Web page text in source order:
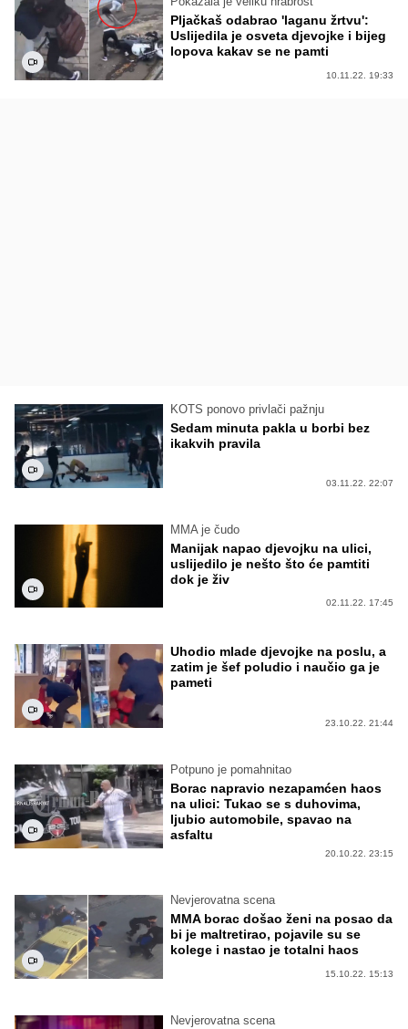
Pljačkaš odabrao 'laganu žrtvu':
Uslijedila je osveta djevojke i bijeg
lopova kakav se ne pamti
10.11.22. 19:33
KOTS ponovo privlači pažnju
Sedam minuta pakla u borbi bez
ikakvih pravila
03.11.22. 22:07
MMA je čudo
Manijak napao djevojku na ulici,
uslijedilo je nešto što će pamtiti
dok je živ
02.11.22. 17:45
Uhodio mlade djevojke na poslu, a
zatim je šef poludio i naučio ga je
pameti
23.10.22. 21:44
Potpuno je pomahnitao
Borac napravio nezapamćen haos
na ulici: Tukao se s duhovima,
ljubio automobile, spavao na
asfaltu
20.10.22. 23:15
Nevjerovatna scena
MMA borac došao ženi na posao da
bi je maltretirao, pojavile su se
kolege i nastao je totalni haos
15.10.22. 15:13
Nevjerovatna scena